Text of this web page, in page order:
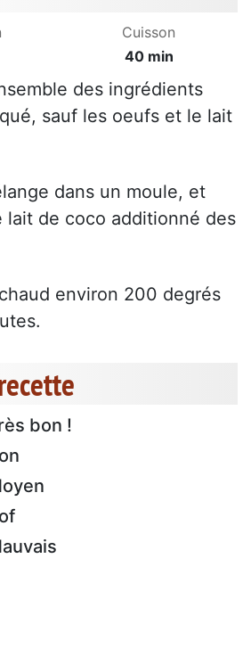
Cuisson
40 min
des ingrédients
sauf les oeufs et le lait
dans un moule, et
lait de coco additionné des
environ 200 degrés
bon !